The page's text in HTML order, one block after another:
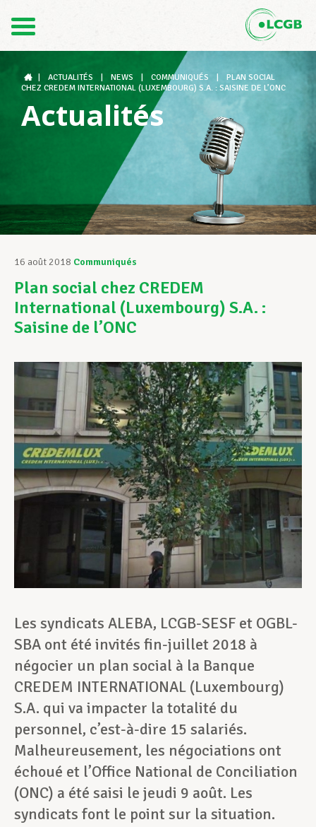
DE
Le LCGB
Structures syndicales
Assistance au Travail
Vos droits
Développement professionnel
Devenir Membre
Actualités
ACTUALITÉS NEWS COMMUNIQUÉS
PLAN SOCIAL
CHEZ CREDEM INTERNATIONAL (LUXEMBOURG) S.A. : SAISINE DE L’ONC
Actualités
16 août 2018 Communiqués
Plan social chez CREDEM
International (Luxembourg) S.A. :
Saisine de l’ONC
Les syndicats ALEBA, LCGB-SESF et OGBL-
SBA ont été invités fin-juillet 2018 à
négocier un plan social à la Banque
CREDEM INTERNATIONAL (Luxembourg)
S.A. qui va impacter la totalité du
personnel, c’est-à-dire 15 salariés.
Malheureusement, les négociations ont
échoué et l’Office National de Conciliation
(ONC) a été saisi le jeudi 9 août. Les
syndicats font le point sur la situation.